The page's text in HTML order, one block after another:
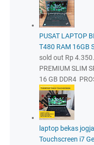
PUSAT LAPTOP
T480 RAM 16GB
sold out Rp
PREMIUM SLIM
16 GB DDR4
laptop bekas
Touchscreen i7